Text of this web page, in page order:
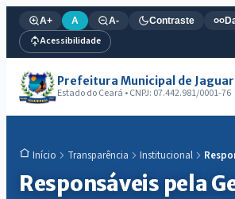
A+ A A- Contraste
Acessibilidade
Prefeitura Municipal de
Estado do Ceará • CNPJ: 07.442.981/0001-76
Início Transparência Institucional
Responsáveis pela